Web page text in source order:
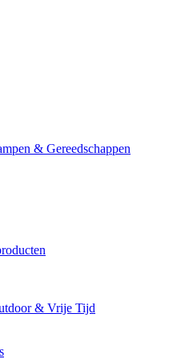
& Gereedschappen
& Vrije Tijd